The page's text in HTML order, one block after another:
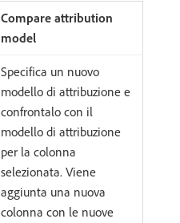
Compare attribution
model
Specifica un nuovo
modello di attribuzione e
confrontalo con il
modello di attribuzione
per la colonna
selezionata. Viene
aggiunta una nuova
colonna con le nuove